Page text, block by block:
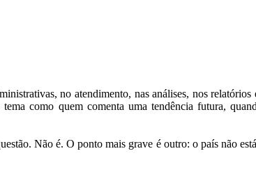
no atendimento, nas análises, nos relatórios
como quem comenta uma tendência futura,
Não é. O ponto mais grave é outro: o país não